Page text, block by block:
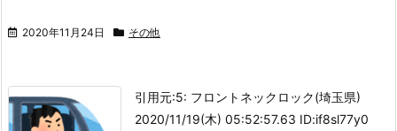
2020年11月24日 その他
引用元:5: フロントネックロック(埼玉県)
2020/11/19(木) 05:52:57.63 ID:if8sl77y0